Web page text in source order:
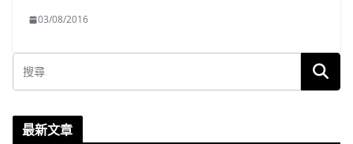
03/08/2016
最新文章